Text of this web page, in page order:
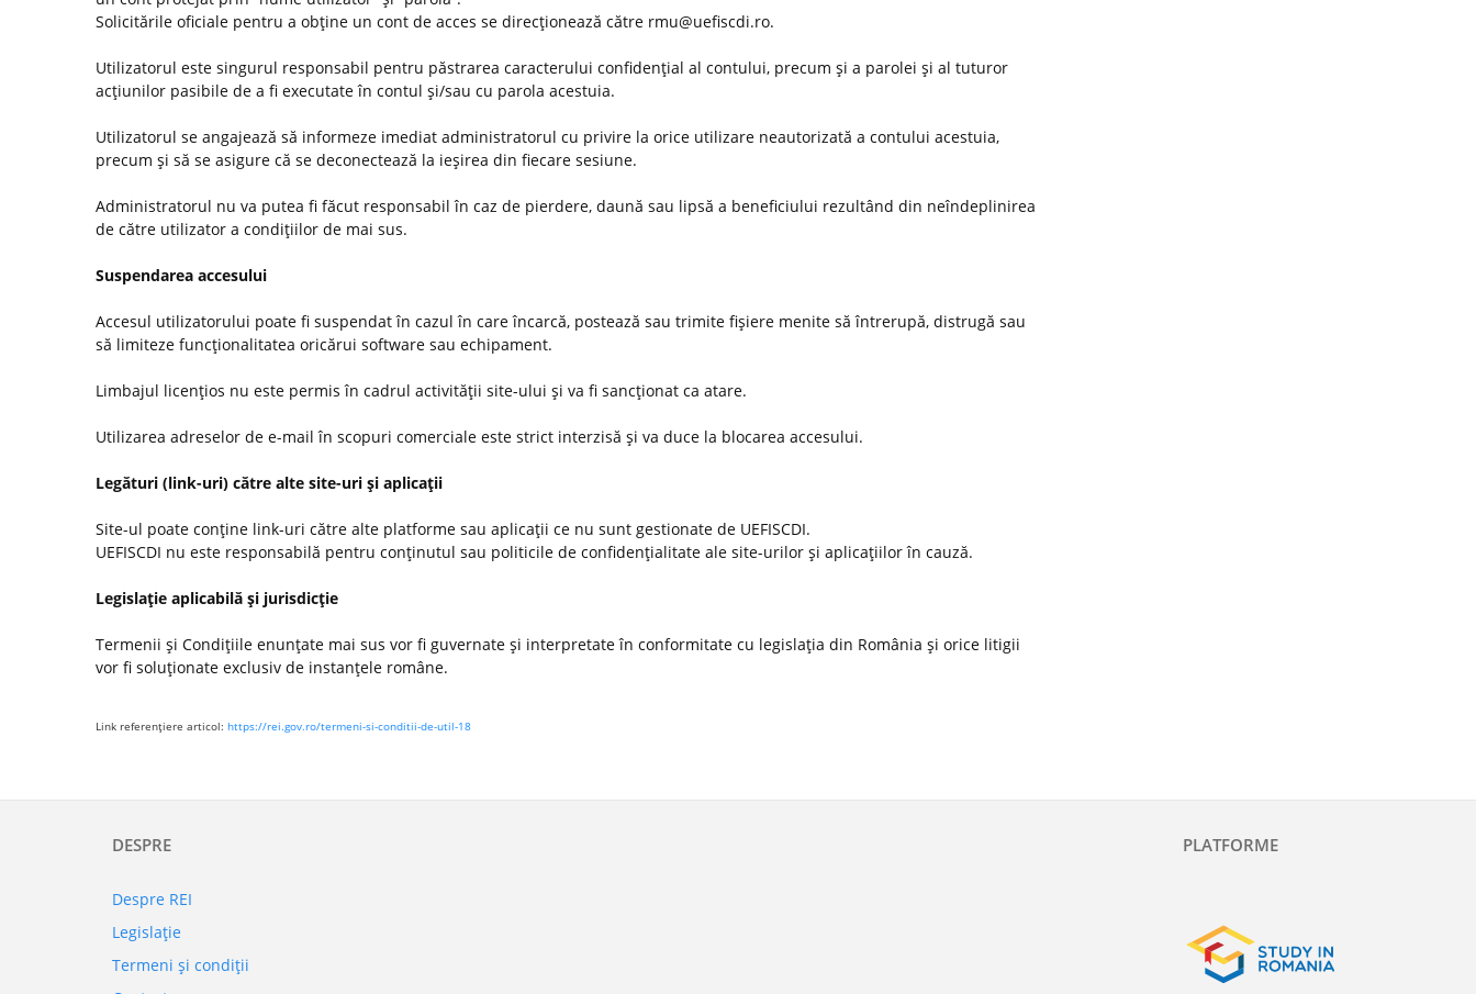
Solicitările oficiale pentru a obţine un cont de acces se direcţionează către rmu@uefiscdi.ro.
Utilizatorul este singurul responsabil pentru păstrarea caracterului confidenţial al contului, precum şi a parolei şi al tuturor
acţiunilor pasibile de a fi executate în contul şi/sau cu parola acestuia.
Utilizatorul se angajează să informeze imediat administratorul cu privire la orice utilizare neautorizată a contului acestuia,
precum şi să se asigure că se deconectează la ieşirea din fiecare sesiune.
Administratorul nu va putea fi făcut responsabil în caz de pierdere, daună sau lipsă a beneficiului rezultând din neîndeplinirea
de către utilizator a condiţiilor de mai sus.
Suspendarea accesului
Accesul utilizatorului poate fi suspendat în cazul în care încarcă, postează sau trimite fişiere menite să întrerupă, distrugă sau
să limiteze funcţionalitatea oricărui software sau echipament.
Limbajul licenţios nu este permis în cadrul activităţii site-ului şi va fi sancţionat ca atare.
Utilizarea adreselor de e-mail în scopuri comerciale este strict interzisă şi va duce la blocarea accesului.
Legături (link-uri) către alte site-uri şi aplicaţii
Site-ul poate conţine link-uri către alte platforme sau aplicaţii ce nu sunt gestionate de UEFISCDI.
UEFISCDI nu este responsabilă pentru conţinutul sau politicile de confidenţialitate ale site-urilor şi aplicaţiilor în cauză.
Legislaţie aplicabilă şi jurisdicţie
Termenii şi Condiţiile enunţate mai sus vor fi guvernate şi interpretate în conformitate cu legislaţia din România şi orice litigii
vor fi soluţionate exclusiv de instanţele române.
Link referenţiere articol: https://rei.gov.ro/termeni-si-conditii-de-util-18
DESPRE
Despre REI
Legislaţie
Termeni şi condiţii
PLATFORME